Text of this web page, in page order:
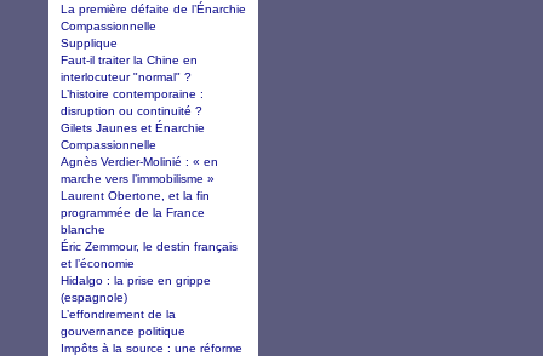
La première défaite de l’Énarchie
Compassionnelle
Supplique
Faut-il traiter la Chine en
interlocuteur "normal" ?
L’histoire contemporaine :
disruption ou continuité ?
Gilets Jaunes et Énarchie
Compassionnelle
Agnès Verdier-Molinié : « en
marche vers l’immobilisme »
Laurent Obertone, et la fin
programmée de la France
blanche
Éric Zemmour, le destin français
et l’économie
Hidalgo : la prise en grippe
(espagnole)
L’effondrement de la
gouvernance politique
Impôts à la source : une réforme